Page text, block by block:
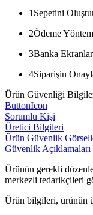
1 Sepetini
2Ödeme
3Banka
4Siparişin
Ürün Güvenliği
ButtonIcon
Sorumlu Kişi
Üretici Bilgileri
Ürün Güvenlik
Güvenlik
Ürünün gerekli
merkezli tedarikçileri
Ürün bilgileri, ürünün